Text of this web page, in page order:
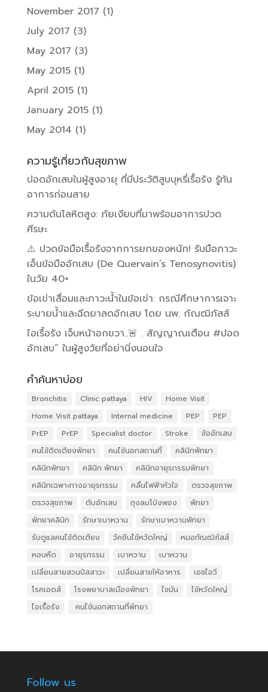
November 2017 (1)
July 2017 (3)
May 2017 (3)
May 2015(1)
April 2015(1)
January 2015(1)
May 2014 (1)
ความรู้เกี่ยวกับสุขภาพ
ปอดอักเสบในผู้สูงอายุ ที่มีประวัติสูบบุหรี่เรื้อรัง รู้ทัน
อาการก่อนสาย
ความดันโลหิตสูง: ภัยเงียบที่มาพร้อมอาการปวด
ศีรษะ
⚠️ ปวดข้อมือเรื้อรังจากการยกของหนัก! รับมือภาวะ
เอ็นข้อมืออักเสบ (De Quervain’s Tenosynovitis)
ในวัย 40+
ข้อเข่าเสื่อมและภาวะน้ำในข้อเข่า: กรณีศึกษาการเจาะ
ระบายน้ำและฉีดยาลดอักเสบ โดย นพ. กัณฒิภัสส์
ไอเรื้อรัง เจ็บหน้าอกขวา..🚨 . สัญญาณเตือน #ปอด
อักเสบ” ในผู้สูงวัยที่อย่านิ่งนอนใจ
คำค้นหาบ่อย
Bronchitis Clinic pattaya HIV
Home Visit
Home Visit pattaya
Internal medicine PEP
PEP
PrEP
PrEP Specialist doctor Stroke
ข้ออักเสบ
คนไข้ติดเตียงพัทยา
คนไข้นอกสถานที่
คลินิกพัทยา
คลินิกพัทยา
คลินิก พัทยา
คลินิกอายุรกรรมพัทยา
คลินิกเฉพาะทางอายุรกรรม
คลื่นไฟฟ้าหัวใจ
ตรวจสุขภาพ
ตรวจสุขภาพ
ตับอักเสบ ถุงลมโป่งพอง
พัทยา
พัทยาคลินิก
รักษาเบาหวาน
รักษาเบาหวานพัทยา
รับดูแลคนไข้ติดเตียง
วัคซีนไข้หวัดใหญ่
หมอกัณฒิภัสส์
หอบหืด
อายุรกรรม เบาหวาน
เบาหวาน
เปลี่ยนสายสวนปัสสาวะ
เปลี่ยนสายให้อาหาร
เอชไอวี
โรคเอดส์
โรงพยาบาลเมืองพัทยา ไขมัน
ไข้หวัดใหญ่
ไอเรื้อรัง
​ คนไข้นอกสถานที่พัทยา
Follow us